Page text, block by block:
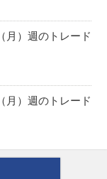
月）週のトレード
月）週のトレード